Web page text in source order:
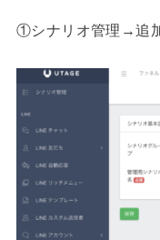
①シナリオ管理→追